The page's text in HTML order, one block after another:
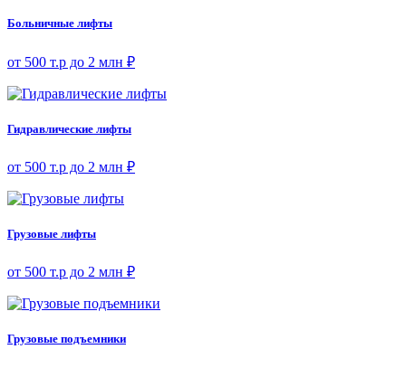
Больничные лифты
от 500 т.р до 2 млн ₽
Гидравлические лифты
от 500 т.р до 2 млн ₽
Грузовые лифты
от 500 т.р до 2 млн ₽
Грузовые подъемники